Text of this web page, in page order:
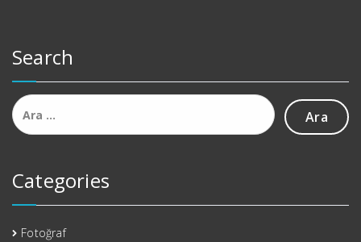
Search
Arama:
Categories
Fotoğraf